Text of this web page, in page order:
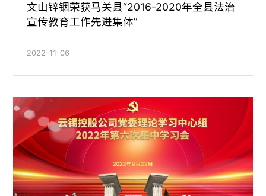
文山锌铟荣获马关县“2016-2020年全县法治
宣传教育工作先进集体”
2022-11-06